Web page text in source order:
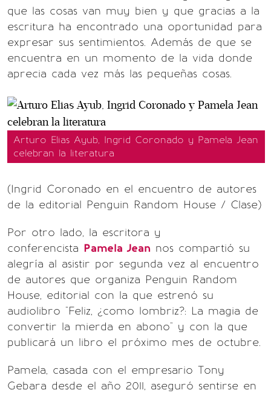
que las cosas van muy bien y que gracias a la
escritura ha encontrado una oportunidad para
expresar sus sentimientos. Además de que se
encuentra en un momento de la vida donde
aprecia cada vez más las pequeñas cosas.
Arturo Elias Ayub, Ingrid Coronado y Pamela Jean
celebran la literatura
(Ingrid Coronado en el encuentro de autores
de la editorial Penguin Random House / Clase)
Por otro lado, la escritora y
conferencista Pamela Jean nos compartió su
alegría al asistir por segunda vez al encuentro
de autores que organiza Penguin Random
House, editorial con la que estrenó su
audiolibro "Feliz, ¿como lombriz?: La magia de
convertir la mierda en abono" y con la que
publicará un libro el próximo mes de octubre.
Pamela, casada con el empresario Tony
Gebara desde el año 2011, aseguró sentirse en